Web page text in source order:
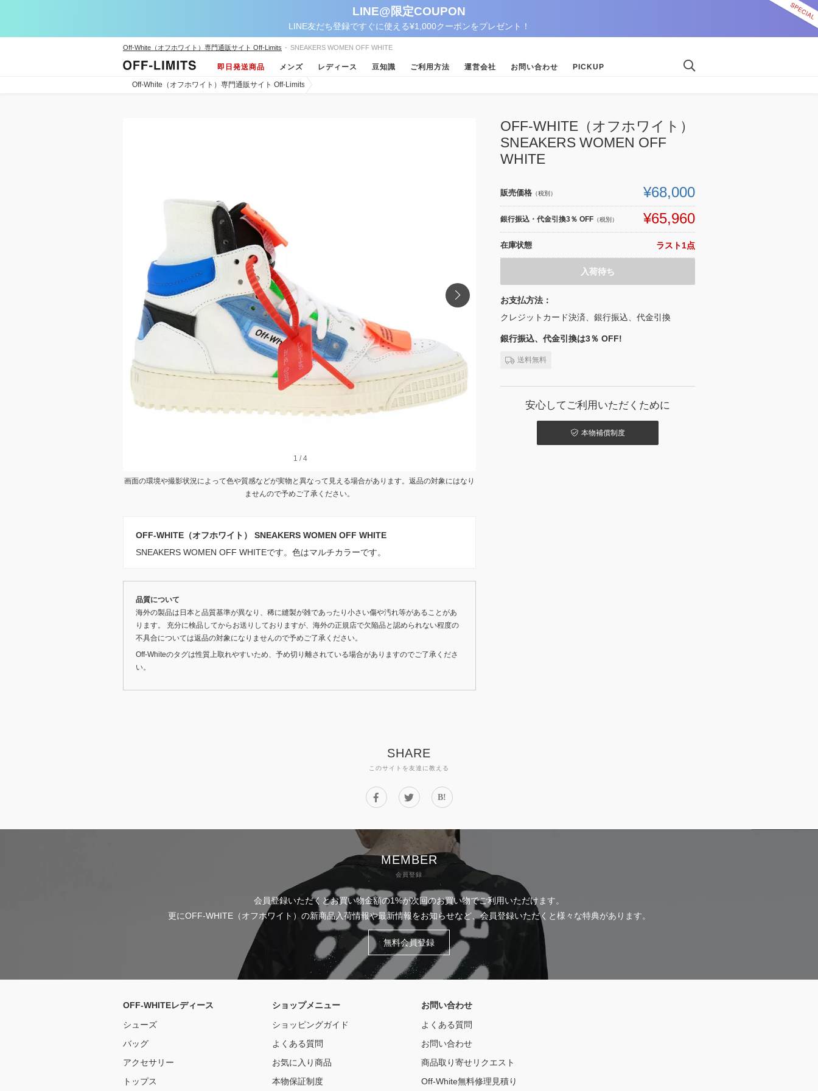
LINE@限定COUPON
LINE友だち登録ですぐに使える¥1,000クーポンをプレゼント！
Off-White（オフホワイト）専門通販サイト Off-Limits - SNEAKERS WOMEN OFF WHITE
即日発送商品 メンズ レディース 豆知識 ご利用方法 運営会社 お問い合わせ PICKUP
Off-White（オフホワイト）専門通販サイト Off-Limits
1 /4
1 /4
画面の環境や撮影状況によって色や質感などが実物と異なって見える場合があります。返品の対象にはなり
ませんので予めご了承ください。
OFF-WHITE（オフホワイト） SNEAKERS WOMEN OFF WHITE
SNEAKERS WOMEN OFF WHITEです。色はマルチカラーです。
品質について
海外の製品は日本と品質基準が異なり、稀に縫製が雑であったり小さい傷や汚れ等があることがあ
ります。 充分に検品してからお送りしておりますが、海外の正規店で欠陥品と認められない程度の
不具合については返品の対象になりませんので予めご了承ください。
Off-Whiteのタグは性質上取れやすいため、予め切り離されている場合がありますのでご了承くださ
い。
OFF-WHITE（オフホワイト）
SNEAKERS WOMEN OFF
WHITE
販売価格 （税別） ¥68,000
銀行振込・代金引換3％ OFF （税別） ¥65,960
在庫状態 ラスト1点
入荷待ち
お支払方法：
クレジットカード決済、銀行振込、代金引換
銀行振込、代金引換は3％ OFF!
送料無料
安心してご利用いただくために
本物補償制度
SHARE
このサイトを友達に教える
B!
MEMBER
会員登録
会員登録いただくとお買い物金額の1%が次回のお買い物でご利用いただけます。
更にOFF-WHITE（オフホワイト）の新商品入荷情報や最新情報をお知らせなど、会員登録いただくと様々な特典があります。
無料会員登録
OFF-WHITEレディース
シューズ
バッグ
アクセサリー
トップス
ショップメニュー
ショッピングガイド
よくある質問
お気に入り商品
本物保証制度
お問い合わせ
よくある質問
お問い合わせ
商品取り寄せリクエスト
Off-White無料修理見積り